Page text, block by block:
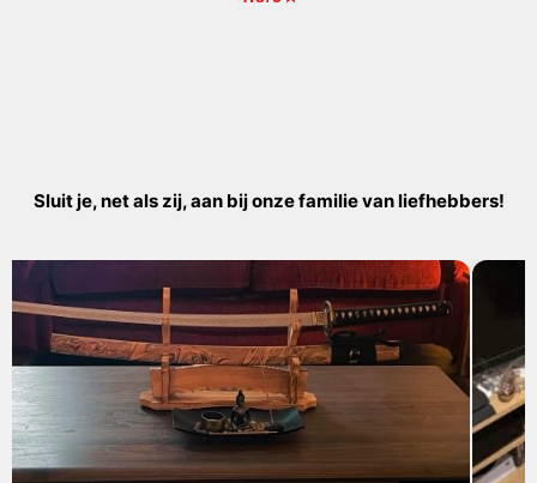
Sluit je, net als zij, aan bij onze familie van liefhebbers!